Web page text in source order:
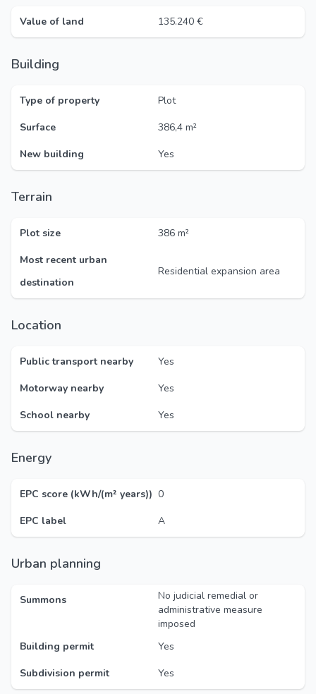
Value of land 135.240 €
Building
Type of property
Plot
Surface
386,4 m²
New building
Yes
Terrain
Plot size
386 m²
Most recent urban
destination
Residential expansion area
Location
Public transport nearby
Yes
Motorway nearby
Yes
School nearby
Yes
Energy
EPC score (kWh/(m² years)) 0
EPC label
A
Urban planning
Summons
No judicial remedial or
administrative measure
imposed
Building permit
Yes
Subdivision permit
Yes